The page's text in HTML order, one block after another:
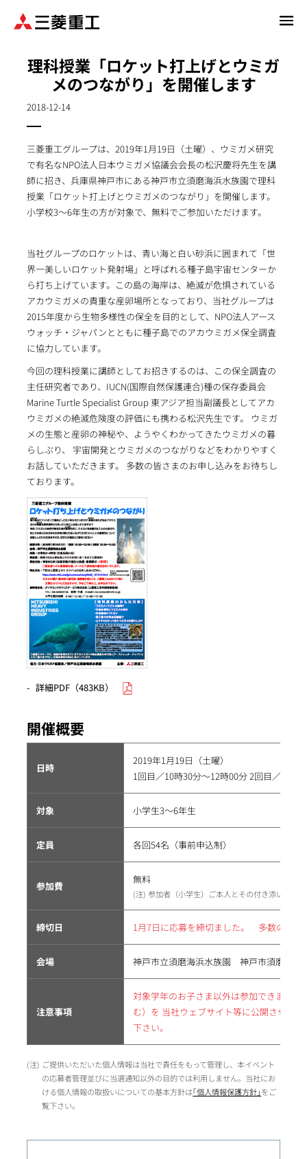
理科授業「ロケット打上げとウミガ
メのつながり」を開催します
2018-12-14
三菱重工グループは、2019年1月19日（土曜）、ウミガメ研究
で有名なNPO法人日本ウミガメ協議会会長の松沢慶将先生を講
師に招き、兵庫県神戸市にある神戸市立須磨海浜水族園で理科
授業「ロケット打上げとウミガメのつながり」を開催します。
小学校3～6年生の方が対象で、無料でご参加いただけます。
当社グループのロケットは、青い海と白い砂浜に囲まれて「世
界一美しいロケット発射場」と呼ばれる種子島宇宙センターか
ら打ち上げています。この島の海岸は、絶滅が危惧されている
アカウミガメの貴重な産卵場所となっており、当社グループは
2015年度から生物多様性の保全を目的として、NPO法人アース
ウォッチ・ジャパンとともに種子島でのアカウミガメ保全調査
に協力しています。
今回の理科授業に講師としてお招きするのは、この保全調査の
主任研究者であり、IUCN(国際自然保護連合)種の保存委員会
Marine Turtle Specialist Group 東アジア担当副議長としてアカ
ウミガメの絶滅危険度の評価にも携わる松沢先生です。 ウミガ
メの生態と産卵の神秘や、ようやくわかってきたウミガメの暮
らしぶり、 宇宙開発とウミガメのつながりなどをわかりやすく
お話していただきます。 多数の皆さまのお申し込みをお待ちし
ております。
詳細PDF（483KB）
開催概要
日時
2019年1月19日（土曜）
1回目／10時30分～12時00分 2回目／13時
対象 小学生3～6年生
定員 各回54名（事前申込制）
参加費
無料
参加者（小学生）ご本人とその付き添い者1
締切日 1月7日に応募を締切ました。 多数のご応
会場 神戸市立須磨海浜水族園 神戸市須磨区若
注意事項
対象学年のお子さま以外は参加できませ
む）を 当社ウェブサイト等に公開させて
下さい。
ご提供いただいた個人情報は当社で責任をもって管理し、本イベント
の応募者管理並びに当選通知以外の目的では利用しません。当社にお
ける個人情報の取扱いについての基本方針は｢個人情報保護方針｣をご
覧下さい。